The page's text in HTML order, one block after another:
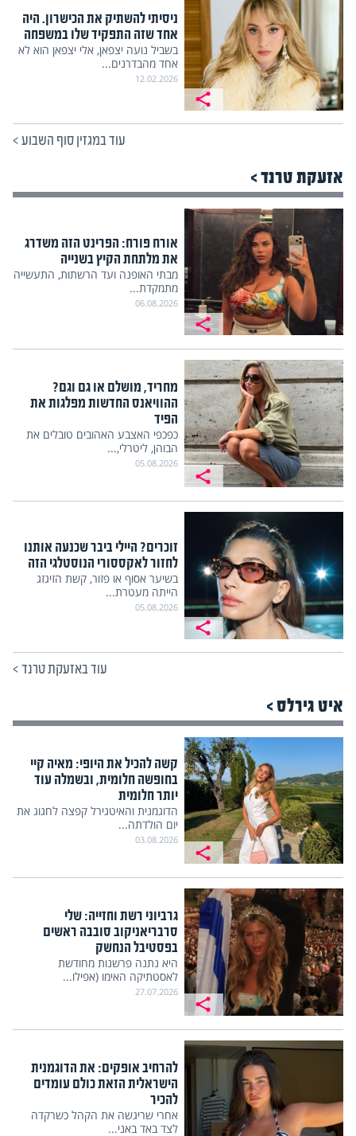
ניסיתי להשתיק את הכישרון. היה
אחד שזה התפקיד שלו במשפחה
בשביל נועה יצפאן, אלי יצפאן הוא לא
אחד מהבדרנים...
12.02.2026
עוד במגזין סוף השבוע>
אזעקת טרנד >
אורח פורח: הפרינט הזה משדרג
את מלתחת הקיץ בשנייה
מבתי האופנה ועד הרשתות, התעשייה
מתמקדת...
06.08.2026
מחריד, מושלם או גם וגם?
ההוויאנס החדשות מפלגות את
הפיד
כפכפי האצבע האהובים טובלים את
הבוהן, ליטרלי,...
05.08.2026
זוכרים? היילי ביבר שכנעה אותנו
לחזור לאקססורי הנוסטלגי הזה
בשיער אסוף או פזור, קשת הזיגזג
הייתה מעטרת...
05.08.2026
עוד באזעקת טרנד>
איט גירלס >
קשה להכיל את היופי: מאיה קיי
בחופשה חלומית, ובשמלה עוד
יותר חלומית
הדוגמנית והאיטגירל קפצה לחגוג את
יום הולדתה...
03.08.2026
גרביוני רשת וחזייה: שלי
סרבריאניקוב סובבה ראשים
בפסטיבל הנחשק
היא נתנה פרשנות מחודשת
לאסטתיקה האימו (אפילו...
27.07.2026
להרחיב אופקים: את הדוגמנית
הישראלית הזאת כולם עומדים
להכיר
אחרי שריגשה את הקהל כשרקדה
לצד באד באני...